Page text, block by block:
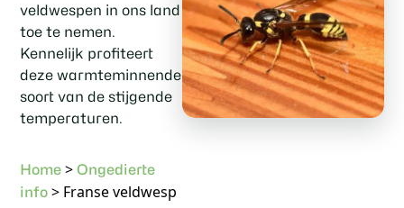
veldwespen in ons land
toe te nemen.
Kennelijk profiteert
deze warmteminnende
soort van de stijgende
temperaturen.
Home >Ongedierte
info > Franse veldwesp